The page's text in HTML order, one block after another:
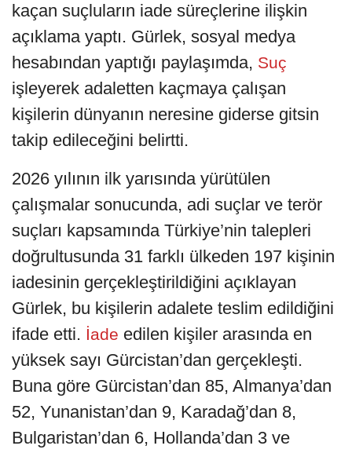
kaçan suçluların iade süreçlerine ilişkin
açıklama yaptı. Gürlek, sosyal medya
hesabından yaptığı paylaşımda, Suç
işleyerek adaletten kaçmaya çalışan
kişilerin dünyanın neresine giderse gitsin
takip edileceğini belirtti.
2026 yılının ilk yarısında yürütülen
çalışmalar sonucunda, adi suçlar ve terör
suçları kapsamında Türkiye’nin talepleri
doğrultusunda 31 farklı ülkeden 197 kişinin
iadesinin gerçekleştirildiğini açıklayan
Gürlek, bu kişilerin adalete teslim edildiğini
ifade etti. İade edilen kişiler arasında en
yüksek sayı Gürcistan’dan gerçekleşti.
Buna göre Gürcistan’dan 85, Almanya’dan
52, Yunanistan’dan 9, Karadağ’dan 8,
Bulgaristan’dan 6, Hollanda’dan 3 ve